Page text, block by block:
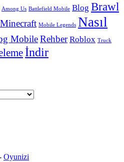
Among Us Battlefield Mobile Blog Brawl
Minecraft Mobile Legends Nasıl
MobileRehber Roblox Truck
İndir
Oyunizi